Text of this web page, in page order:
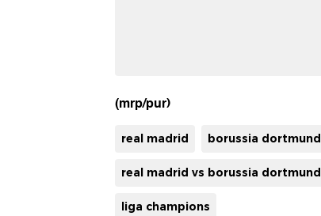
(mrp/pur)
real madrid borussia dortmund
real madrid vs borussia dortmund
liga champions